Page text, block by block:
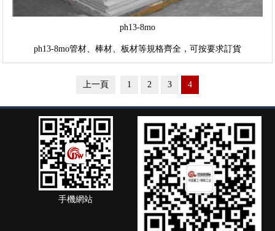
ph13-8mo
ph13-8mo管材、棒材、板材等規格齊全，可按要求訂貨
上一頁 1 2 3 4
手機網站